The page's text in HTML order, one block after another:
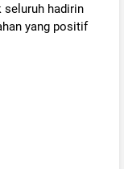
seluruh hadirin
yang positif